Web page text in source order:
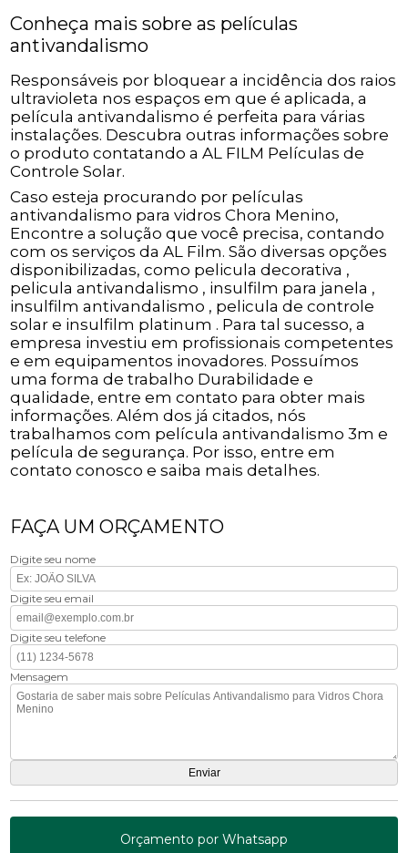
Conheça mais sobre as películas
antivandalismo
Responsáveis por bloquear a incidência dos raios
ultravioleta nos espaços em que é aplicada, a
película antivandalismo é perfeita para várias
instalações. Descubra outras informações sobre
o produto contatando a AL FILM Películas de
Controle Solar.
Caso esteja procurando por películas
antivandalismo para vidros Chora Menino,
Encontre a solução que você precisa, contando
com os serviços da AL Film. São diversas opções
disponibilizadas, como pelicula decorativa ,
pelicula antivandalismo , insulfilm para janela ,
insulfilm antivandalismo , pelicula de controle
solar e insulfilm platinum . Para tal sucesso, a
empresa investiu em profissionais competentes
e em equipamentos inovadores. Possuímos
uma forma de trabalho Durabilidade e
qualidade, entre em contato para obter mais
informações. Além dos já citados, nós
trabalhamos com película antivandalismo 3m e
película de segurança. Por isso, entre em
contato conosco e saiba mais detalhes.
FAÇA UM ORÇAMENTO
Digite seu nome
Digite seu email
Digite seu telefone
Mensagem
Orçamento por Whatsapp